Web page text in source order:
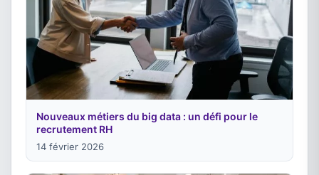
Nouveaux métiers du big data : un défi pour le
recrutement RH
14 février 2026